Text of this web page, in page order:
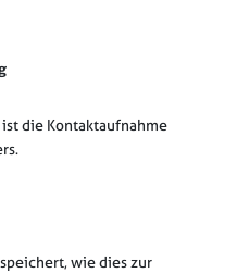
die Kontaktaufnahme
wie dies zur